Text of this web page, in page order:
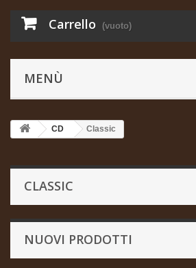
Carrello (vuoto)
MENÙ
CD Classic
CLASSIC
NUOVI PRODOTTI